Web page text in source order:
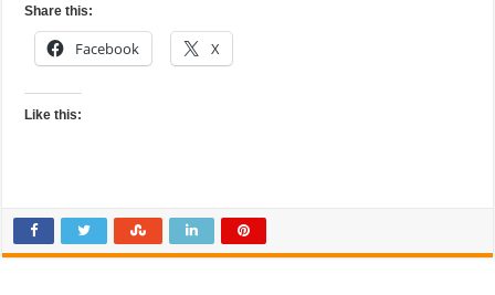
Share this:
Facebook X
Like this: